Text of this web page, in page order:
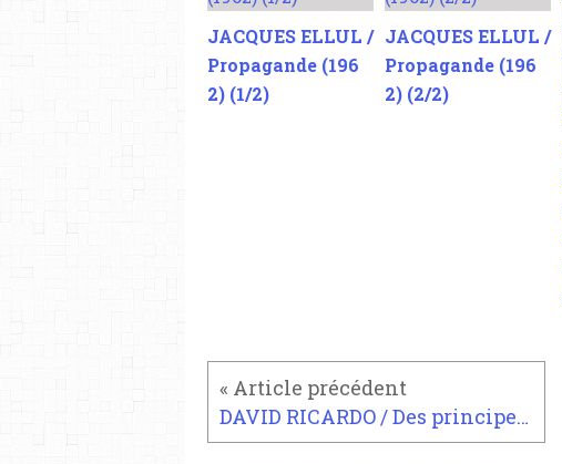
JACQUES ELLUL /
Propagande (196
2) (1/2)
JACQUES ELLUL /
Propagande (196
2) (2/2)
DAVID RICARDO / Des principes de l’économie politique et de l’impôt (1817)